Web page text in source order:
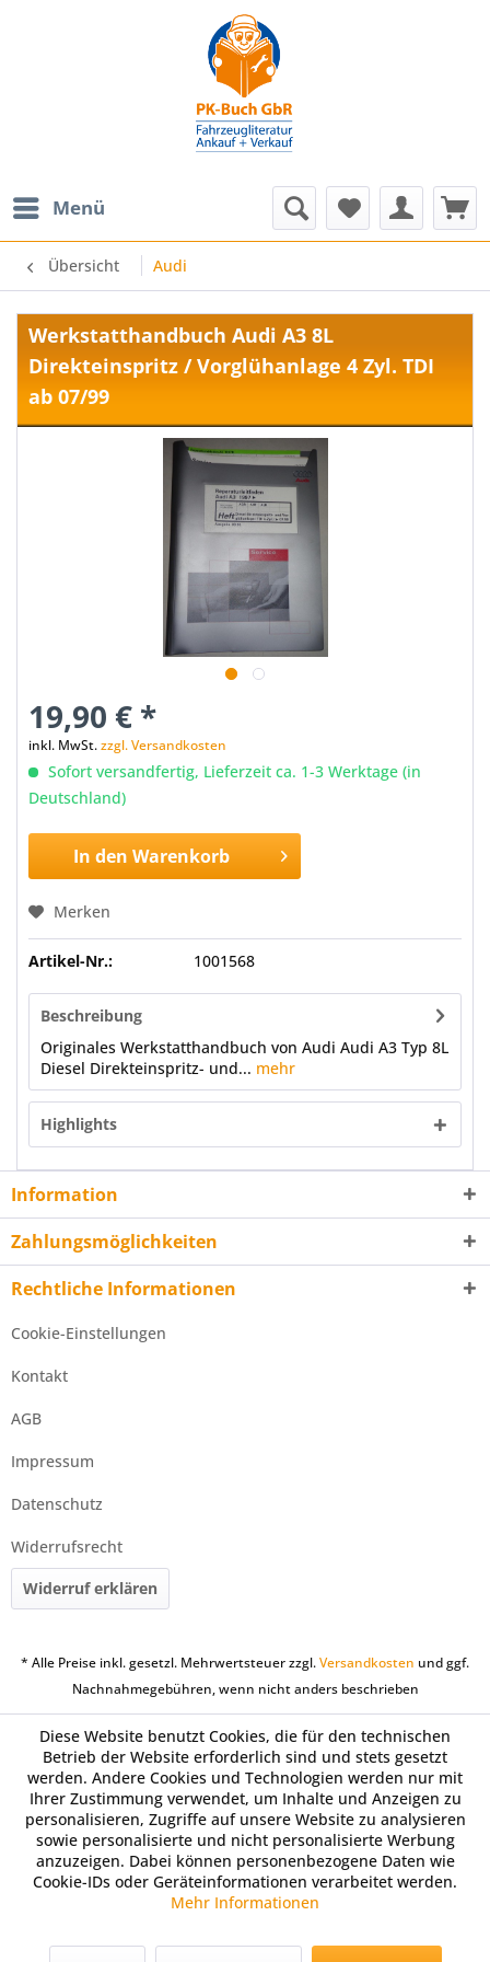
Menü
Übersicht Audi
Werkstatthandbuch Audi A3 8L
Direkteinspritz / Vorglühanlage 4 Zyl. TDI
ab 07/99
19,90 € *
inkl. MwSt.zzgl. Versandkosten
Sofort versandfertig, Lieferzeit ca. 1-3 Werktage (in
Deutschland)
In den Warenkorb
Merken
Artikel-Nr.: 1001568
Beschreibung
Originales Werkstatthandbuch von Audi Audi A3 Typ 8L
Diesel Direkteinspritz- und... mehr
Highlights
Information
Zahlungsmöglichkeiten
Rechtliche Informationen
Cookie-Einstellungen
Kontakt
AGB
Impressum
Datenschutz
Widerrufsrecht
Widerruf erklären
* Alle Preise inkl. gesetzl. Mehrwertsteuer zzgl.Versandkosten und ggf.
Nachnahmegebühren, wenn nicht anders beschrieben
Diese Website benutzt Cookies, die für den technischen
Betrieb der Website erforderlich sind und stets gesetzt
werden. Andere Cookies und Technologien werden nur mit
Ihrer Zustimmung verwendet, um Inhalte und Anzeigen zu
personalisieren, Zugriffe auf unsere Website zu analysieren
sowie personalisierte und nicht personalisierte Werbung
anzuzeigen. Dabei können personenbezogene Daten wie
Cookie-IDs oder Geräteinformationen verarbeitet werden.
Mehr Informationen